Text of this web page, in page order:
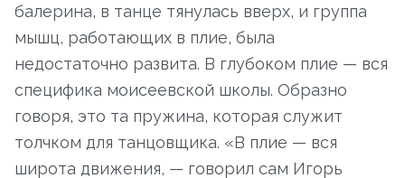
балерина, в танце тянулась вверх, и группа
мышц, работающих в плие, была
недостаточно развита. В глубоком плие — вся
специфика моисеевской школы. Образно
говоря, это та пружина, которая служит
толчком для танцовщика. «В плие — вся
широта движения, — говорил сам Игорь